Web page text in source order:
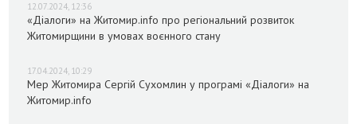
12.07.2024, 12:36
«Діалоги» на Житомир.info про регіональний розвиток
Житомирщини в умовах воєнного стану
17.04.2024, 10:29
Мер Житомира Сергій Сухомлин у програмі «Діалоги» на
Житомир.info